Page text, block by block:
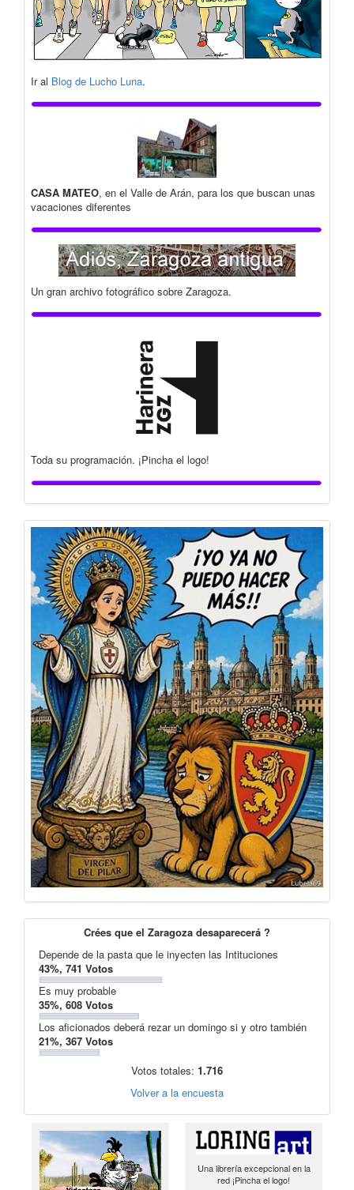
Ir al Blog de Lucho Luna.
CASA MATEO, en el Valle de Arán, para los que buscan unas
vacaciones diferentes
Un gran archivo fotográfico sobre Zaragoza.
Toda su programación. ¡Pincha el logo!
Crées que el Zaragoza desaparecerá ?
Depende de la pasta que le inyecten las Intituciones
43%, 741 Votos
Es muy probable
35%, 608 Votos
Los aficionados deberá rezar un domingo si y otro también
21%, 367 Votos
Votos totales: 1.716
Volver a la encuesta
Una librería excepcional en la
red ¡Pincha el logo!